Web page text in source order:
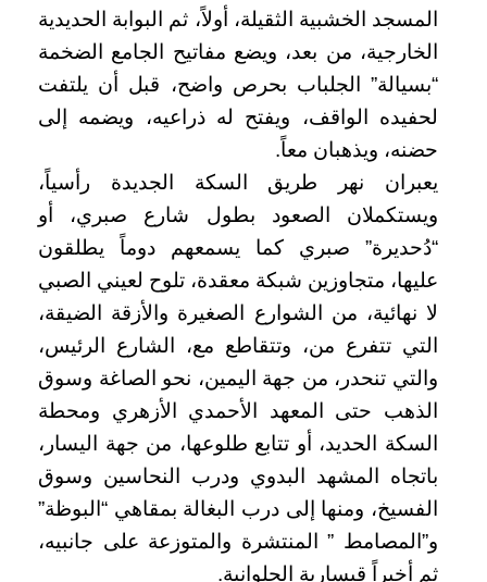
المسجد الخشبية الثقيلة، أولاً، ثم البوابة الحديدية
الخارجية، من بعد، ويضع مفاتيح الجامع الضخمة
“بسيالة” الجلباب بحرص واضح، قبل أن يلتفت
لحفيده الواقف، ويفتح له ذراعيه، ويضمه إلى
حضنه، ويذهبان معاً.
يعبران نهر طريق السكة الجديدة رأسياً،
ويستكملان الصعود بطول شارع صبري، أو
“دُحديرة” صبري كما يسمعهم دوماً يطلقون
عليها، متجاوزين شبكة معقدة، تلوح لعيني الصبي
لا نهائية، من الشوارع الصغيرة والأزقة الضيقة،
التي تتفرع من، وتتقاطع مع، الشارع الرئيس،
والتي تنحدر، من جهة اليمين، نحو الصاغة وسوق
الذهب حتى المعهد الأحمدي الأزهري ومحطة
السكة الحديد، أو تتابع طلوعها، من جهة اليسار،
باتجاه المشهد البدوي ودرب النحاسين وسوق
الفسيخ، ومنها إلى درب البغالة بمقاهي “البوظة”
و”المصامط ” المنتشرة والمتوزعة على جانبيه،
ثم أخيراً قيسارية الحلوانية.